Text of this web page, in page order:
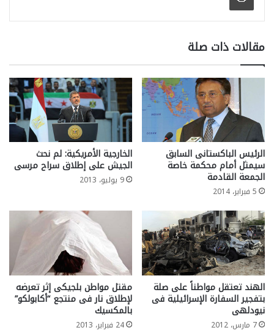
مقالات ذات صلة
الرئيس الباكستانى السابق
سيمثل أمام محكمة خاصة
الجمعة القادمة
5 فبراير، 2014
الخارجية الأمريكية: لم نحث
الجيش على إطلاق سراح ‏مرسى
9 يوليو، 2013
الهند تعتقل مواطناً على صلة
بتفجير السفارة الإسرائيلية فى
نيودلهى
7 مارس، 2012
مقتل مواطن بلجيكى إثر تعرضه
لإطلاق نار فى منتجع “أكابولكو”
بالمكسيك
24 فبراير، 2013